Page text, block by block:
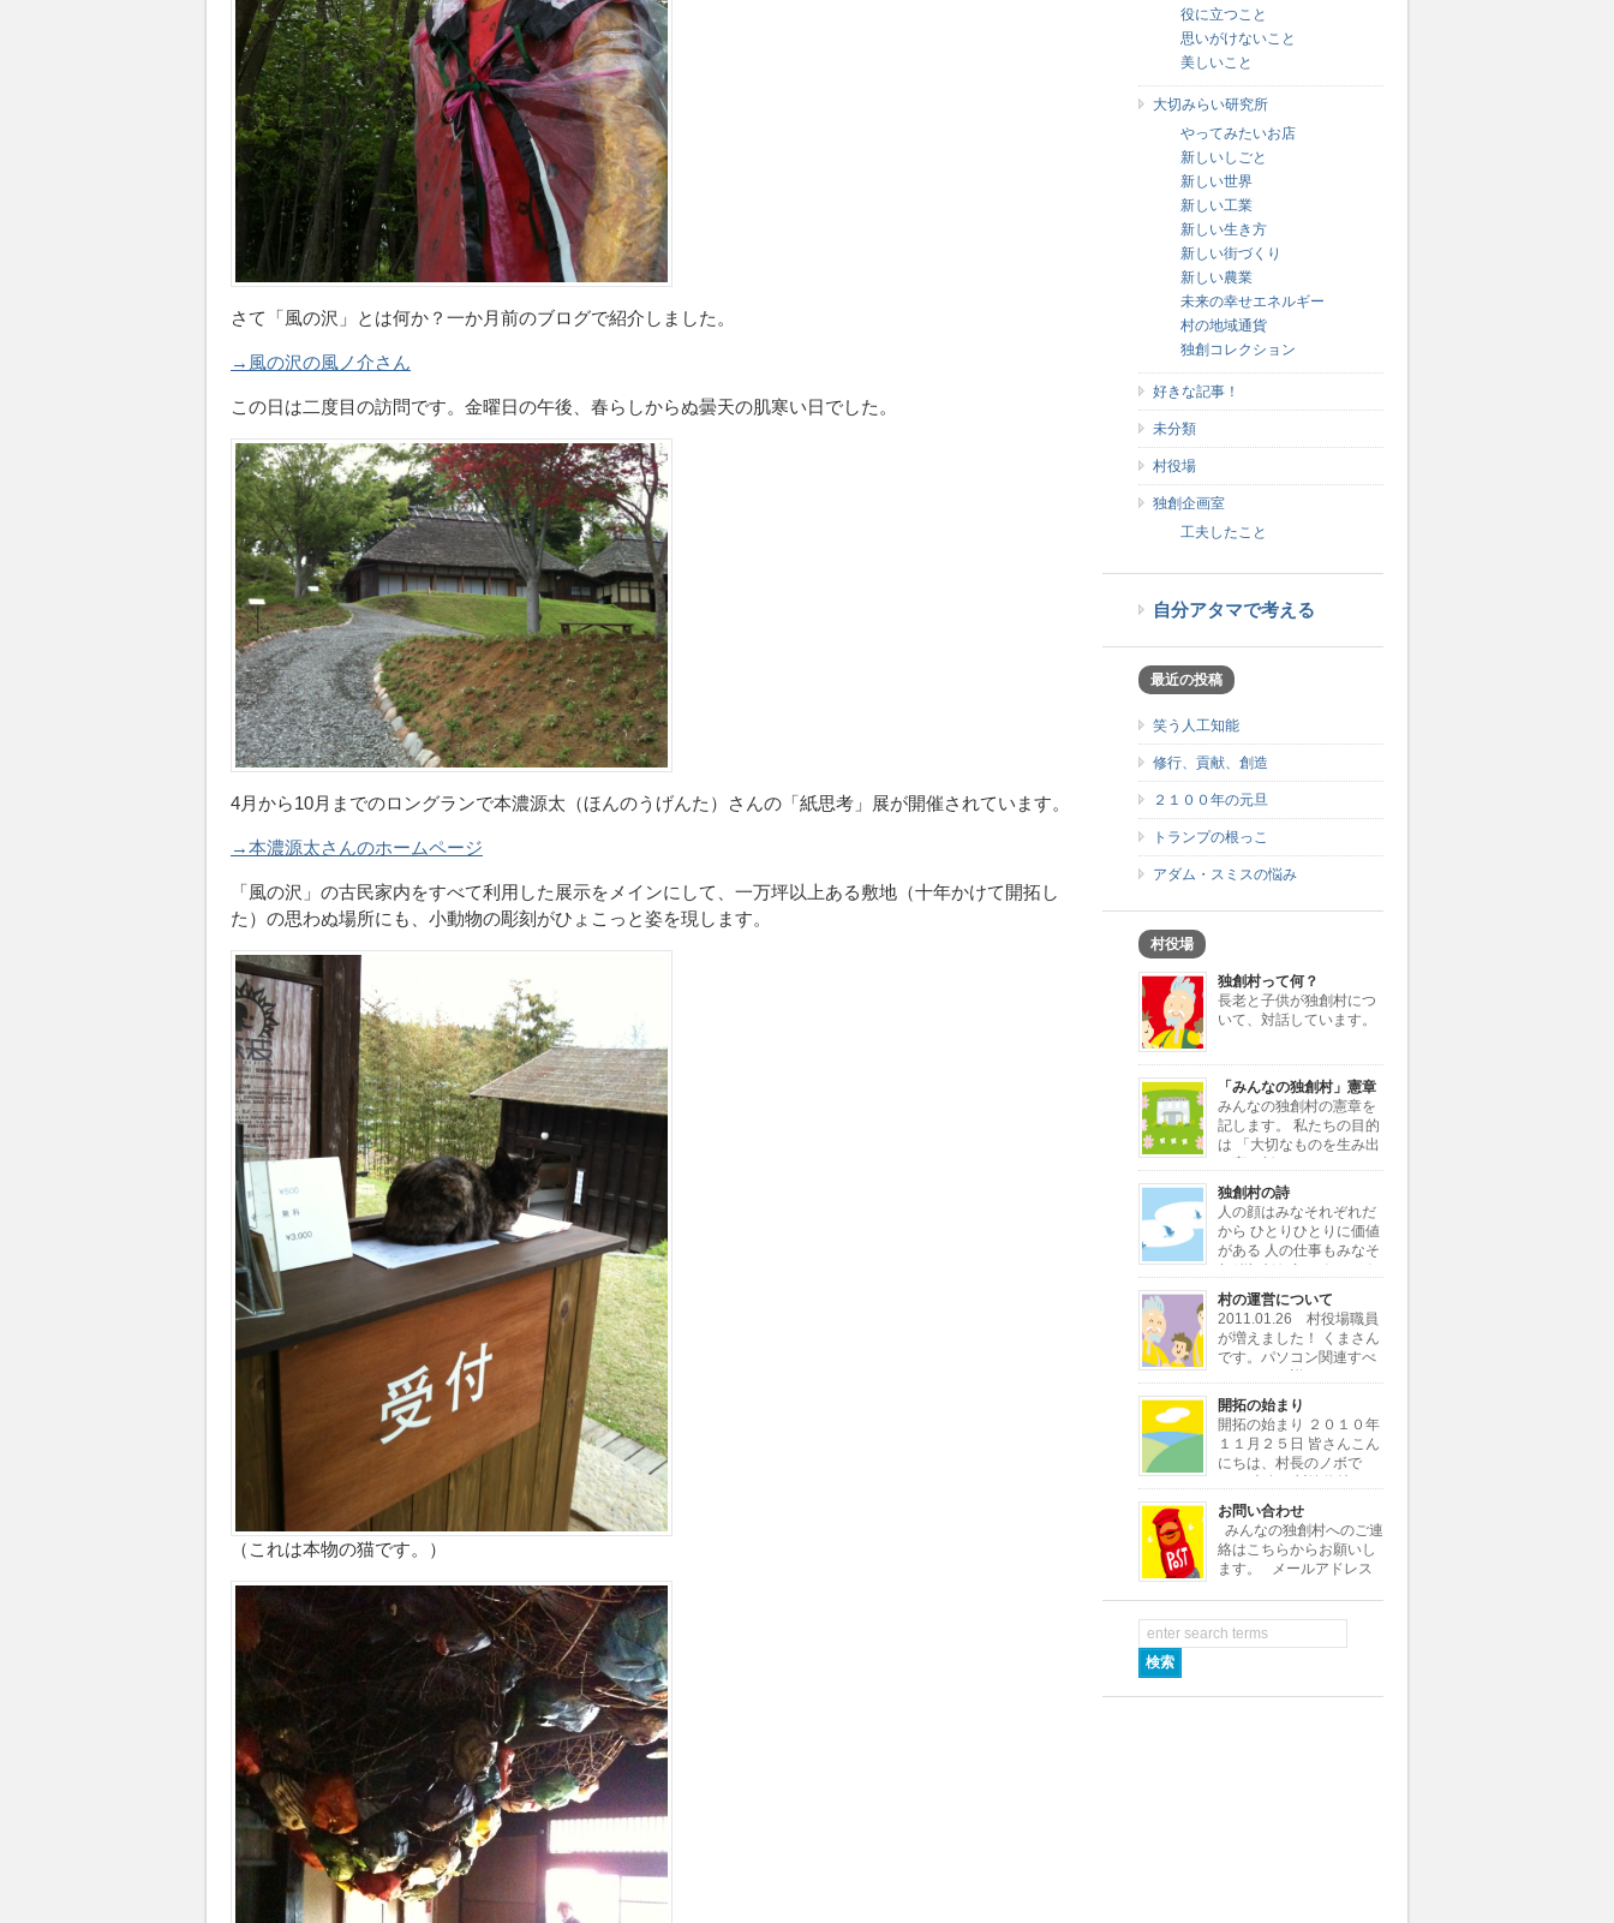
さて「風の沢」とは何か？一か月前のブログで紹介しました。
→風の沢の風ノ介さん
この日は二度目の訪問です。金曜日の午後、春らしからぬ曇天の肌寒い日でした。
4月から10月までのロングランで本濃源太（ほんのうげんた）さんの「紙思考」展が開催されています。
→本濃源太さんのホームページ
「風の沢」の古民家内をすべて利用した展示をメインにして、一万坪以上ある敷地（十年かけて開拓し
た）の思わぬ場所にも、小動物の彫刻がひょこっと姿を現します。
（これは本物の猫です。）
役に立つこと
思いがけないこと
美しいこと
大切みらい研究所
やってみたいお店
新しいしごと
新しい世界
新しい工業
新しい生き方
新しい街づくり
新しい農業
未来の幸せエネルギー
村の地域通貨
独創コレクション
好きな記事！
未分類
村役場
独創企画室
工夫したこと
自分アタマで考える
最近の投稿
笑う人工知能
修行、貢献、創造
２１００年の元旦
トランプの根っこ
アダム・スミスの悩み
村役場
独創村って何？
長老と子供が独創村につ
いて、対話しています。
「みんなの独創村」憲章
みんなの独創村の憲章を
記します。 私たちの目的
は 「大切なものを生み出
ィーの創造」 私たちが行う仕事は
「大切なものを独創すること」 「独
創を加えて大切なものに変えること」
私たちが考える大切なもの […]
独創村の詩
人の顔はみなそれぞれだ
から ひとりひとりに価値
がある 人の仕事もみなそ
れぞれだから ひとつひと
つに価値がある 同じ顔とか同じ仕事
じゃ 自分が何かわからない 独創村で
もういちど とり戻したい大切な価値
ひとりひとりと ひと […]
村の運営について
2011.01.26 村役場職員
が増えました！ くまさん
です。パソコン関連すべ
てにとても詳しいです
よ。よろしく！
・・・・・・・・・・・・・・・・・・・・・・・・・・・・・・・・
[…]
開拓の始まり
開拓の始まり ２０１０年
１１月２５日 皆さんこん
にちは、村長のノボで
す。 本名は川嶋信雄とい
いますが、小さい頃ノブオがなまって
ノボちゃんといわれていたので、この
村ではノボ村長にしました。 さて私
はある小さな会社の社長をし […]
お問い合わせ
みんなの独創村へのご連
絡はこちらからお願いし
ます。 メールアドレス
して下さい。 村役場では村つくり
[…]